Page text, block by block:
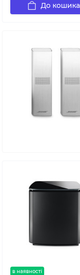
До кошика
в наявності